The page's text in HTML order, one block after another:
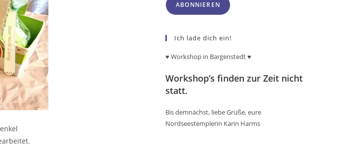
ABONNIEREN
Ich lade dich ein!
♥ Workshop in Bargenstedt♥
Workshop’s finden zur Zeit nicht
statt.
Bis demnächst, liebe Grüße, eure
Nordseestemplerin Karin Harms